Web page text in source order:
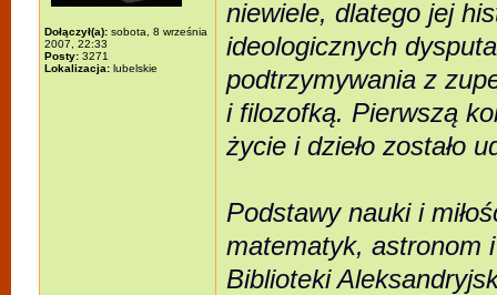
Dołączył(a): sobota, 8 września
2007, 22:33
Posty: 3271
Lokalizacja: lubelskie
niewiele, dlatego jej
ideologicznych
podtrzymywania z
i filozofką. Pierwszą
życie i dzieło zostało
Podstawy nauki i
matematyk, astronom
Biblioteki